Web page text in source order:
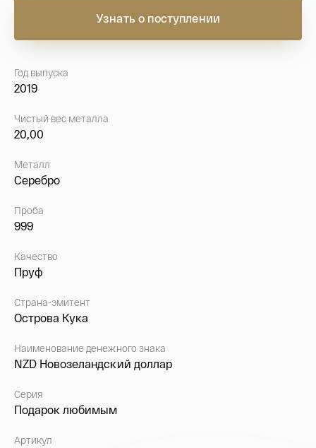
Узнать о поступлении
Год выпуска
2019
Чистый вес металла
20,00
Металл
Серебро
Проба
999
Качество
Пруф
Страна-эмитент
Острова Кука
Наименование денежного знака
NZD Новозеландский доллар
Серия
Подарок любимым
Артикул